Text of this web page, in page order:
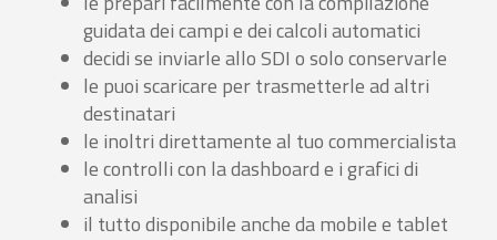
guidata dei campi e dei calcoli automatici
decidi se inviarle allo SDI o solo conservarle
le puoi scaricare per trasmetterle ad altri
destinatari
le inoltri direttamente al tuo commercialista
le controlli con la dashboard e i grafici di
analisi
il tutto disponibile anche da mobile e tablet